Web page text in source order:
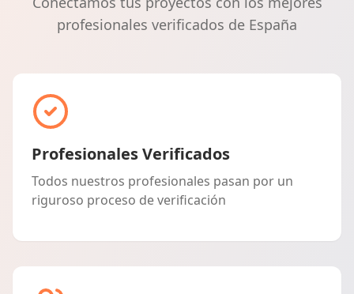
profesionales verificados de España
Profesionales Verificados
Todos nuestros profesionales pasan por un
riguroso proceso de verificación